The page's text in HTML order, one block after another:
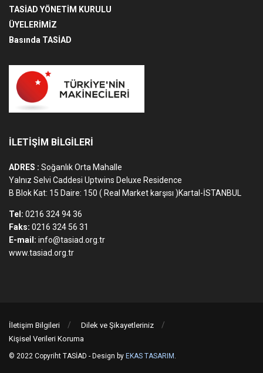
TASİAD YÖNETİM KURULU
ÜYELERİMİZ
Basında TASİAD
İLETİŞİM BİLGİLERİ
ADRES : Soğanlık Orta Mahalle
Yalnız Selvi Caddesi Uptwins Deluxe Residence
B Blok Kat: 15 Daire: 150 ( Real Market karşısı )Kartal-İSTANBUL
Tel: 0216 324 94 36
Faks: 0216 324 56 31
E-mail: info@tasiad.org.tr
www.tasiad.org.tr
İletişim Bilgileri
Dilek ve Şikayetleriniz
Kişisel Verileri Koruma
© 2022 Copyriht TASİAD - Design by EKAS TASARIM .